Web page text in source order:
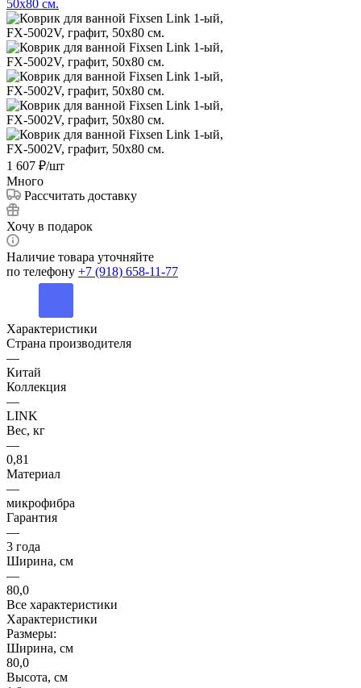
1 607 ₽/шт
Много
Рассчитать доставку
Хочу в подарок
Наличие товара уточняйте
по телефону +7 (918) 658-11-77
Характеристики
Страна производителя
—
Китай
Коллекция
—
LINK
Вес, кг
—
0,81
Материал
—
микрофибра
Гарантия
—
3 года
Ширина, см
—
80,0
Все характеристики
Характеристики
Размеры:
Ширина, см
80,0
Высота, см